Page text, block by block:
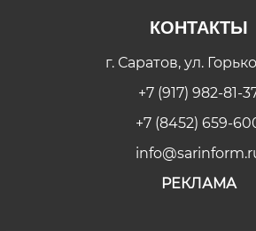
КОНТАКТЫ
г. Саратов, ул.
+7 (917) 982-81-
+7 (8452) 659-
РЕКЛАМА